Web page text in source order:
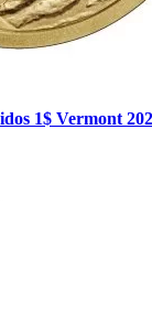
1$ Vermont